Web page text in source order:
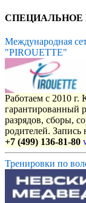
СПЕЦИАЛЬНОЕ
Международная
"PIROUETTE"
Работаем с 2010
гарантированный
разрядов, сборы,
родителей.
+7 (499) 136-81-80
Тренировки по